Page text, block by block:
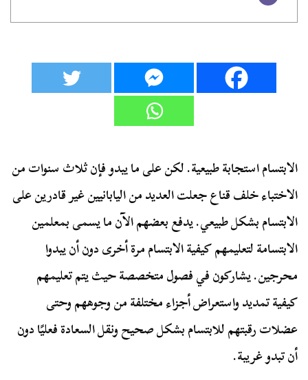
الابتسام استجابة طبيعية. لكن على ما يبدو فإن ثلاث سنوات من
الاختباء خلف قناع جعلت العديد من اليابانيين غير قادرين على
الابتسام بشكل طبيعي. يدفع بعضهم الآن ما يسمى بمعلمين
الابتسامة لتعليمهم كيفية الابتسام مرة أخرى دون أن يبدوا
محرجين. يشاركون في فصول متخصصة حيث يتم تعليمهم
كيفية تمديد واستعراض أجزاء مختلفة من وجوههم وحتى
عضلات رقبتهم للابتسام بشكل صحيح ونقل السعادة فعليًا دون
أن تبدو غريبة.